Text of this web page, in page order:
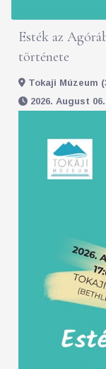
Esték az
története
Tokaji Múzeum
2026. August